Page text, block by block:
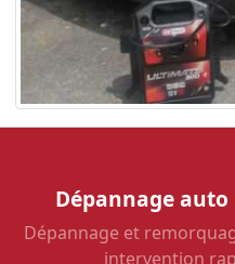
Dépannage auto
Dépannage et
intervention